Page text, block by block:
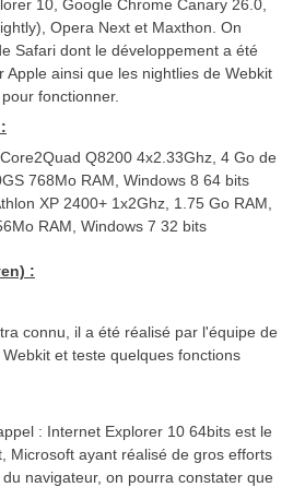
10, Google Chrome Canary 26.0,
Opera Next et Maxthon. On
Safari dont le développement a été
Apple ainsi que les nightlies de Webkit
fonctionner.
Q8200 4x2.33Ghz, 4 Go de
768Mo RAM, Windows 8 64 bits
XP 2400+ 1x2Ghz, 1.75 Go RAM,
RAM, Windows 7 32 bits
:
connu, il a été réalisé par l'équipe de
et teste quelques fonctions
: Internet Explorer 10 64bits est le
Microsoft ayant réalisé de gros efforts
navigateur, on pourra constater que